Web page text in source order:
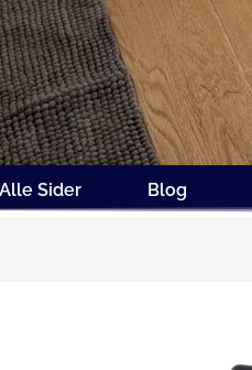
Alle Sider Blog